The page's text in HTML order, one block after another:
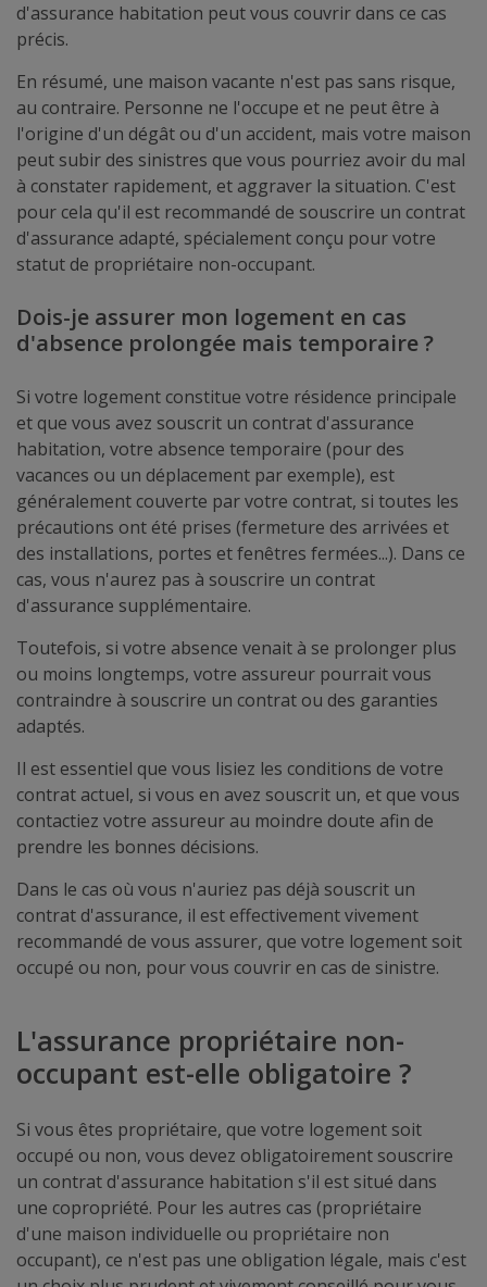
d'assurance habitation peut vous couvrir dans ce cas
précis.
En résumé, une maison vacante n'est pas sans risque,
au contraire. Personne ne l'occupe et ne peut être à
l'origine d'un dégât ou d'un accident, mais votre maison
peut subir des sinistres que vous pourriez avoir du mal
à constater rapidement, et aggraver la situation. C'est
pour cela qu'il est recommandé de souscrire un contrat
d'assurance adapté, spécialement conçu pour votre
statut de propriétaire non-occupant.
Dois-je assurer mon logement en cas
d'absence prolongée mais temporaire ?
Si votre logement constitue votre résidence principale
et que vous avez souscrit un contrat d'assurance
habitation, votre absence temporaire (pour des
vacances ou un déplacement par exemple), est
généralement couverte par votre contrat, si toutes les
précautions ont été prises (fermeture des arrivées et
des installations, portes et fenêtres fermées...). Dans ce
cas, vous n'aurez pas à souscrire un contrat
d'assurance supplémentaire.
Toutefois, si votre absence venait à se prolonger plus
ou moins longtemps, votre assureur pourrait vous
contraindre à souscrire un contrat ou des garanties
adaptés.
Il est essentiel que vous lisiez les conditions de votre
contrat actuel, si vous en avez souscrit un, et que vous
contactiez votre assureur au moindre doute afin de
prendre les bonnes décisions.
Dans le cas où vous n'auriez pas déjà souscrit un
contrat d'assurance, il est effectivement vivement
recommandé de vous assurer, que votre logement soit
occupé ou non, pour vous couvrir en cas de sinistre.
L'assurance propriétaire non-
occupant est-elle obligatoire ?
Si vous êtes propriétaire, que votre logement soit
occupé ou non, vous devez obligatoirement souscrire
un contrat d'assurance habitation s'il est situé dans
une copropriété. Pour les autres cas (propriétaire
d'une maison individuelle ou propriétaire non
occupant), ce n'est pas une obligation légale, mais c'est